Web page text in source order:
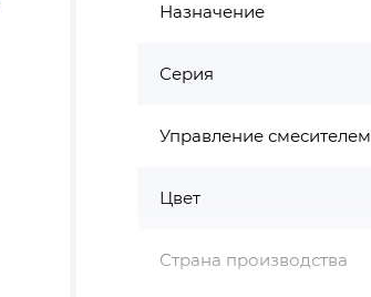
Назначение
Серия
Управление смесителем
Цвет
Страна производства